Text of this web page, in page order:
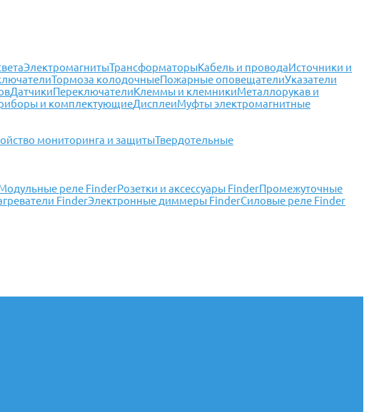
ЭлектромагнитыТрансформаторыКабель и проводаИсточники и
Тормоза колодочныеПожарные оповещателиУказатели
ДатчикиПереключателиКлеммы и клемникиМеталлорукав и
и комплектующиеДисплеиМуфты электромагнитные
мониторинга и защитыТвердотельные
реле FinderРозетки и аксессуары FinderПромежуточные
FinderЭлектронные диммеры FinderСиловые реле Finder